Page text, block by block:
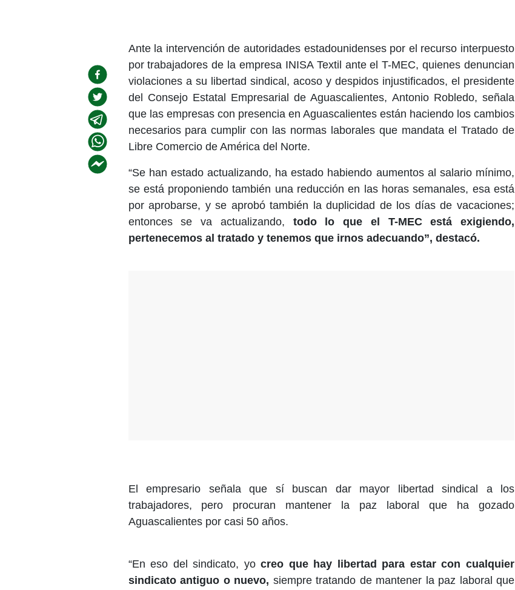
Ante la intervención de autoridades estadounidenses por el recurso interpuesto
por trabajadores de la empresa INISA Textil ante el T-MEC, quienes denuncian
violaciones a su libertad sindical, acoso y despidos injustificados, el presidente
del Consejo Estatal Empresarial de Aguascalientes, Antonio Robledo, señala
que las empresas con presencia en Aguascalientes están haciendo los cambios
necesarios para cumplir con las normas laborales que mandata el Tratado de
Libre Comercio de América del Norte.
“Se han estado actualizando, ha estado habiendo aumentos al salario mínimo,
se está proponiendo también una reducción en las horas semanales, esa está
por aprobarse, y se aprobó también la duplicidad de los días de vacaciones;
entonces se va actualizando, todo lo que el T-MEC está exigiendo,
pertenecemos al tratado y tenemos que irnos adecuando”, destacó.
El empresario señala que sí buscan dar mayor libertad sindical a los
trabajadores, pero procuran mantener la paz laboral que ha gozado
Aguascalientes por casi 50 años.
“En eso del sindicato, yocreo que hay libertad para estar con cualquier
sindicato antiguo o nuevo, siempre tratando de mantener la paz laboral que